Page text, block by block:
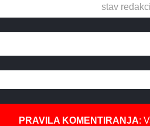
stav
PRAVILA KOMENTIRANJA: